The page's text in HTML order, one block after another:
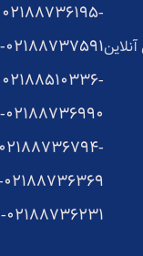
02188736195-
02188737591-
02188510336-
02188736990-
02188736794-
02188736369-
02188736231-